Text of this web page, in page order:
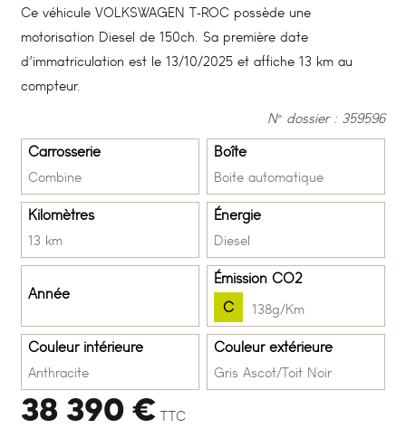
Ce véhicule VOLKSWAGEN T-ROC possède une
motorisation Diesel de 150ch. Sa première date
d’immatriculation est le 13/10/2025 et affiche 13 km au
compteur.
N° dossier : 359596
Carrosserie
Combine
Boîte
Boite automatique
Kilomètres
13 km
Énergie
Diesel
Année
Émission CO2
C
138g/Km
Couleur intérieure
Anthracite
Couleur extérieure
Gris Ascot/Toit Noir
38 390 € TTC